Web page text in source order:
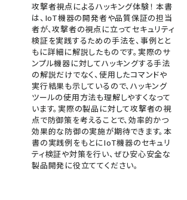
攻撃者視点によるハッキング体験！ 本書
は、IoT機器の開発者や品質保証の担当
者が、攻撃者の視点に立ってセキュリティ
検証を実践するための手法を、事例とと
もに詳細に解説したものです。実際のサ
ンプル機器に対してハッキングする手法
の解説だけでなく、使用したコマンドや
実行結果も示しているので、ハッキング
ツールの使用方法も理解しやすくなって
います。実際の製品に対して攻撃者の視
点で防御策を考えることで、効率的かつ
効果的な防御の実施が期待できます。本
書の実践例をもとにIoT機器のセキュリ
ティ検証や対策を行い、ぜひ安心安全な
製品開発に役立ててください。